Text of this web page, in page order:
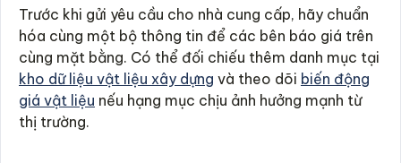
Trước khi gửi yêu cầu cho nhà cung cấp, hãy chuẩn
hóa cùng một bộ thông tin để các bên báo giá trên
cùng mặt bằng. Có thể đối chiếu thêm danh mục tại
kho dữ liệu vật liệu xây dựng và theo dõi biến động
giá vật liệu nếu hạng mục chịu ảnh hưởng mạnh từ
thị trường.